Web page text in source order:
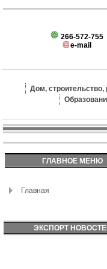
266-572-755
e-mail
Дом, строительство,
ГЛАВНОЕ МЕНЮ
Главная
ЭКСПОРТ